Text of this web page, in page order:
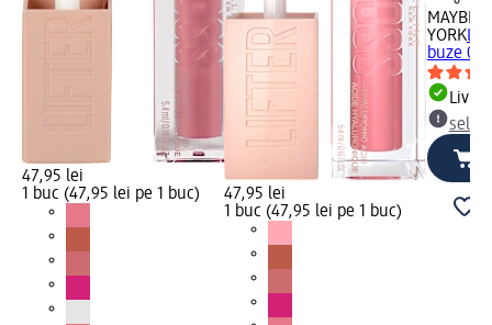
47,95 lei
1 buc (47,95 lei pe 1 buc)
47,95 lei
1 buc (47,95 lei pe 1 buc)
YORK
buze